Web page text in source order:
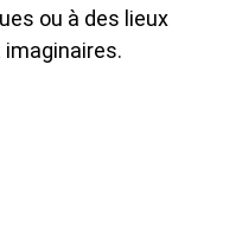
ou à des lieux